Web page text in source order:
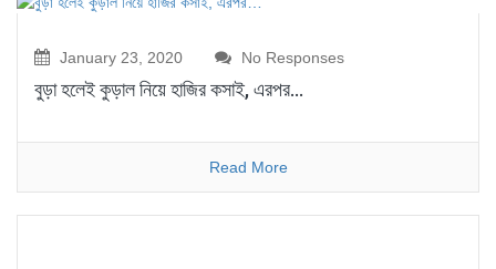
January 23, 2020 No Responses
বুড়া হলেই কুড়াল নিয়ে হাজির কসাই, এরপর…
Read More